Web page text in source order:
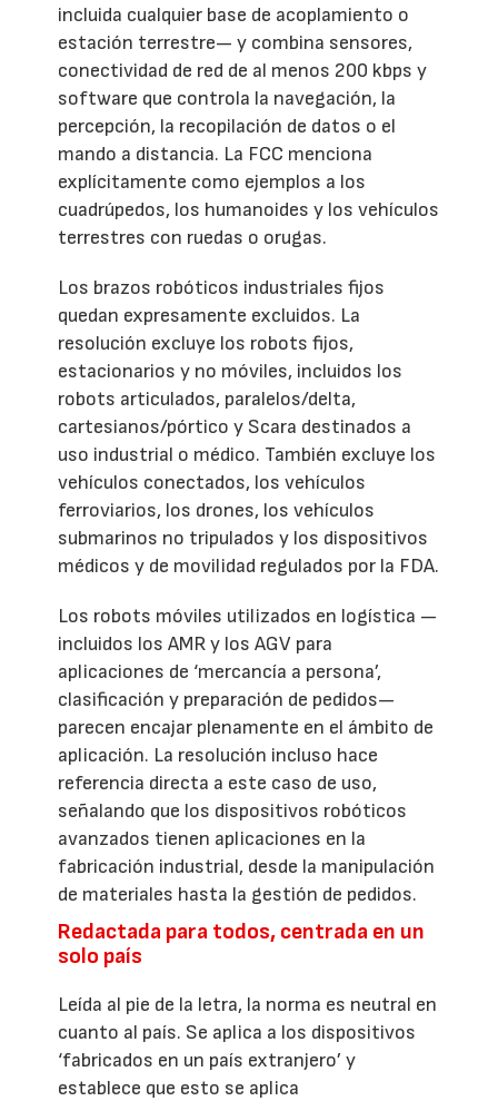
incluida cualquier base de acoplamiento o
estación terrestre— y combina sensores,
conectividad de red de al menos 200 kbps y
software que controla la navegación, la
percepción, la recopilación de datos o el
mando a distancia. La FCC menciona
explícitamente como ejemplos a los
cuadrúpedos, los humanoides y los vehículos
terrestres con ruedas o orugas.
Los brazos robóticos industriales fijos
quedan expresamente excluidos. La
resolución excluye los robots fijos,
estacionarios y no móviles, incluidos los
robots articulados, paralelos/delta,
cartesianos/pórtico y Scara destinados a
uso industrial o médico. También excluye los
vehículos conectados, los vehículos
ferroviarios, los drones, los vehículos
submarinos no tripulados y los dispositivos
médicos y de movilidad regulados por la FDA.
Los robots móviles utilizados en logística —
incluidos los AMR y los AGV para
aplicaciones de ‘mercancía a persona’,
clasificación y preparación de pedidos—
parecen encajar plenamente en el ámbito de
aplicación. La resolución incluso hace
referencia directa a este caso de uso,
señalando que los dispositivos robóticos
avanzados tienen aplicaciones en la
fabricación industrial, desde la manipulación
de materiales hasta la gestión de pedidos.
Redactada para todos, centrada en un
solo país
Leída al pie de la letra, la norma es neutral en
cuanto al país. Se aplica a los dispositivos
‘fabricados en un país extranjero’ y
establece que esto se aplica